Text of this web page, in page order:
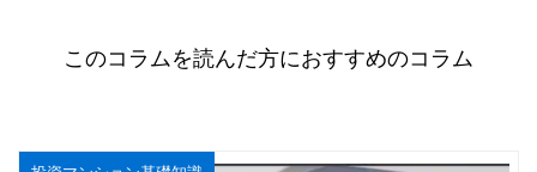
このコラムを読んだ方におすすめのコラム